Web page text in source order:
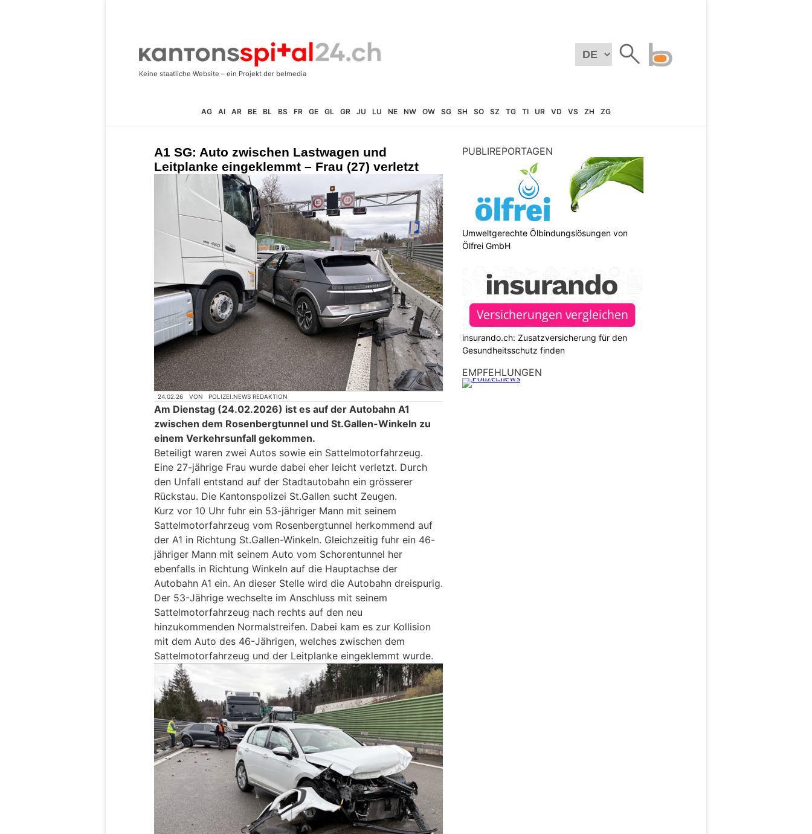
AG AI AR BE BL BS FR GE GL GR JU LU NE NW OW SG SH SO SZ TG TI UR VD VS ZH ZG
A1 SG: Auto zwischen Lastwagen und
Leitplanke eingeklemmt – Frau (27) verletzt
24.02.26 VON POLIZEI.NEWS REDAKTION
Am Dienstag (24.02.2026) ist es auf der Autobahn A1
zwischen dem Rosenbergtunnel und St.Gallen-Winkeln zu
einem Verkehrsunfall gekommen.
Beteiligt waren zwei Autos sowie ein Sattelmotorfahrzeug.
Eine 27-jährige Frau wurde dabei eher leicht verletzt. Durch
den Unfall entstand auf der Stadtautobahn ein grösserer
Rückstau. Die Kantonspolizei St.Gallen sucht Zeugen.
Kurz vor 10 Uhr fuhr ein 53-jähriger Mann mit seinem
Sattelmotorfahrzeug vom Rosenbergtunnel herkommend auf
der A1 in Richtung St.Gallen-Winkeln. Gleichzeitig fuhr ein 46-
jähriger Mann mit seinem Auto vom Schorentunnel her
ebenfalls in Richtung Winkeln auf die Hauptachse der
Autobahn A1 ein. An dieser Stelle wird die Autobahn dreispurig.
Der 53-Jährige wechselte im Anschluss mit seinem
Sattelmotorfahrzeug nach rechts auf den neu
hinzukommenden Normalstreifen. Dabei kam es zur Kollision
mit dem Auto des 46-Jährigen, welches zwischen dem
Sattelmotorfahrzeug und der Leitplanke eingeklemmt wurde.
PUBLIREPORTAGEN
Umweltgerechte Ölbindungslösungen von
Ölfrei GmbH
insurando.ch: Zusatzversicherung für den
Gesundheitsschutz finden
EMPFEHLUNGEN